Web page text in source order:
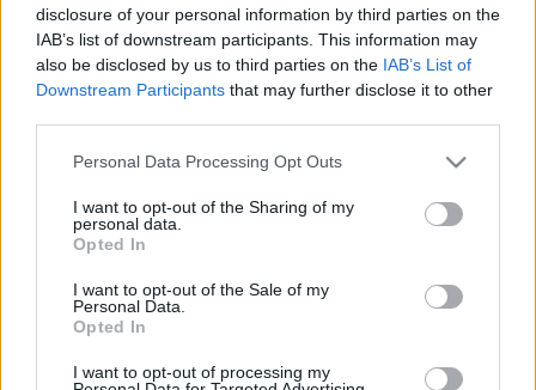
disclosure of your personal information by third parties on the
IAB’s list of downstream participants. This information may
also be disclosed by us to third parties on the IAB’s List of
Downstream Participants that may further disclose it to other
Please note that this website/app uses one or more Google
not limited to your visit or usage behaviour. You may click to
grant or deny consent to Google and its third-party tags to
use your data for below specified purposes in below Google
consent section.
Personal Data Processing Opt Outs
I want to opt-out of the Sharing of my
personal data.
Opted In
I want to opt-out of the Sale of my
Personal Data.
Opted In
I want to opt-out of processing my
Országos hírek
Megérkezett az eső a Duna vízgyűjtőjére
Helyi hírek
másodfokúra csökken a riasztás
Országos hírek
Egyetem